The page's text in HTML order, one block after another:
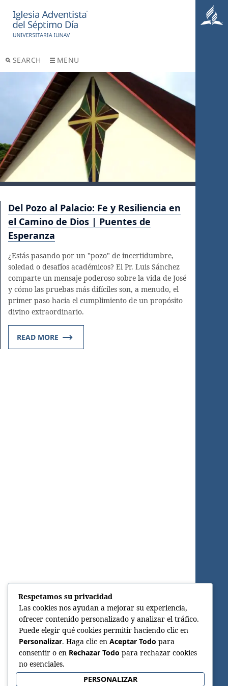
SEARCH MENU
Del Pozo al Palacio: Fe y Resiliencia en
el Camino de Dios | Puentes de
Esperanza
¿Estás pasando por un "pozo" de incertidumbre,
soledad o desafíos académicos? El Pr. Luis Sánchez
comparte un mensaje poderoso sobre la vida de José
y cómo las pruebas más difíciles son, a menudo, el
primer paso hacia el cumplimiento de un propósito
divino extraordinario.
READ MORE
Respetamos su privacidad
Las cookies nos ayudan a mejorar su experiencia,
ofrecer contenido personalizado y analizar el tráfico.
Puede elegir qué cookies permitir haciendo clic en
Personalizar. Haga clic en Aceptar Todo para
consentir o en Rechazar Todo para rechazar cookies
no esenciales.
PERSONALIZAR